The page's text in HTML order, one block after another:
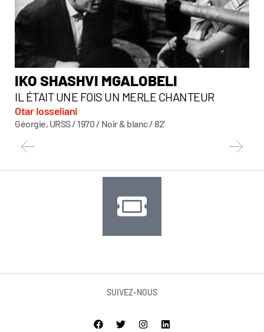
IKO SHASHVI MGALOBELI
IL ÉTAIT UNE FOIS UN MERLE CHANTEUR
Otar Iosseliani
Géorgie, URSS / 1970 / Noir & blanc / 82’
SUIVEZ-NOUS